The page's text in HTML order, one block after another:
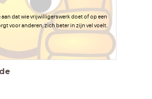
dat wie vrijwilligerswerk doet of op een
voor anderen, zich beter in zijn vel voelt.